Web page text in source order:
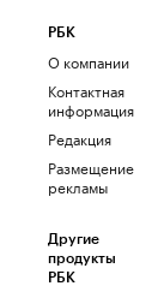
РБК
О компании
Контактная
информация
Редакция
Размещение
рекламы
Другие
продукты
РБК